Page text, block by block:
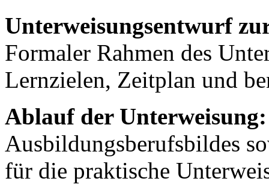
Unterweisungsentwurf
Formaler Rahmen des
Lernzielen, Zeitplan und
Ablauf der Unterweisung:
Ausbildungsberufsbildes
für die praktische